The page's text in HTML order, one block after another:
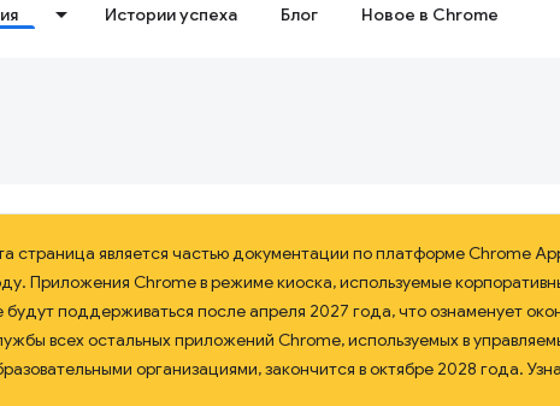
Истории успеха Блог Новое в Chrome
страница является частью документации по платформе Chrome
Приложения Chrome в режиме киоска, используемые
будут поддерживаться после апреля 2027 года, что ознаменует
всех остальных приложений Chrome, используемых в
организациями, закончится в октябре 2028 года.